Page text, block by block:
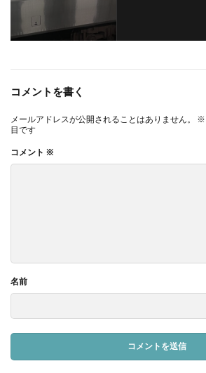
コメントを書く
メールアドレスが公開されることはありません。 ※
目です
コメント ※
名前